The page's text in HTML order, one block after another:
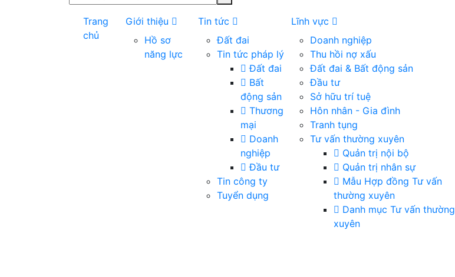
Trang
chủ
Giới thiệu
Hồ sơ
năng lực
Tin tức
Đất đai
Tin tức pháp lý
Đất đai
Bất
động sản
Thương
mại
Doanh
nghiệp
Đầu tư
Tin công ty
Tuyển dụng
Lĩnh vực
Doanh nghiệp
Thu hồi nợ xấu
Đất đai & Bất động sản
Đầu tư
Sở hữu trí tuệ
Hôn nhân - Gia đình
Tranh tụng
Tư vấn thường xuyên
Quản trị nội bộ
Quản trị nhân sự
Mẫu Hợp đồng Tư vấn
thường xuyên
Danh mục Tư vấn thường
xuyên